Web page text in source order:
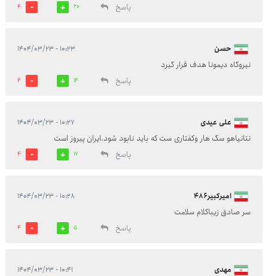
پاسخ
20
4
حسن ۱۰:۲۳ - ۱۴۰۴/۰۳/۲۳
نیروگاه دیمونا هدف قرار گیرد
پاسخ
14
4
علی عیدی ۱۰:۲۷ - ۱۴۰۴/۰۳/۲۳
نتانیاهو سگ هار وکفتاری ست که باید نابود شود.ایران پیروز است
پاسخ
17
4
امیرکبیر۴۸۶ ۱۰:۲۸ - ۱۴۰۴/۰۳/۲۳
سر صادق زیباکلام سلامت
پاسخ
5
4
مهدی ۱۰:۴۱ - ۱۴۰۴/۰۳/۲۳